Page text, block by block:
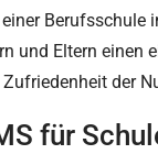
und Eltern
der
für